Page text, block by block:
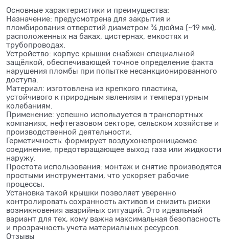
Основные характеристики и преимущества:
Назначение: предусмотрена для закрытия и
пломбирования отверстий диаметром ¾ дюйма (~19 мм),
расположенных на баках, цистернах, емкостях и
трубопроводах.
Устройство: корпус крышки снабжен специальной
защёлкой, обеспечивающей точное определение факта
нарушения пломбы при попытке несанкционированного
доступа.
Материал: изготовлена из крепкого пластика,
устойчивого к природным явлениям и температурным
колебаниям.
Применение: успешно используется в транспортных
компаниях, нефтегазовом секторе, сельском хозяйстве и
производственной деятельности.
Герметичность: формирует воздухонепроницаемое
соединение, предотвращающее выход газа или жидкости
наружу.
Простота использования: монтаж и снятие производятся
простыми инструментами, что ускоряет рабочие
процессы.
Установка такой крышки позволяет уверенно
контролировать сохранность активов и снизить риски
возникновения аварийных ситуаций. Это идеальный
вариант для тех, кому важна максимальная безопасность
и прозрачность учета материальных ресурсов.
Отзывы